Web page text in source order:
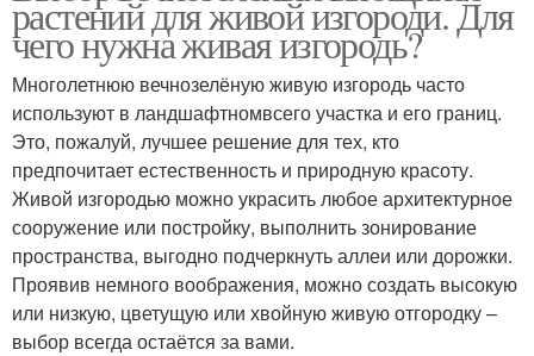
растений для живой изгороди. Для
чего нужна живая изгородь?
Многолетнюю вечнозелёную живую изгородь часто
используют в ландшафтномвсего участка и его границ.
Это, пожалуй, лучшее решение для тех, кто
предпочитает естественность и природную красоту.
Живой изгородью можно украсить любое архитектурное
сооружение или постройку, выполнить зонирование
пространства, выгодно подчеркнуть аллеи или дорожки.
Проявив немного воображения, можно создать высокую
или низкую, цветущую или хвойную живую отгородку –
выбор всегда остаётся за вами.